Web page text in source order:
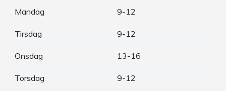
Mandag 9-12
Tirsdag 9-12
Onsdag 13-16
Torsdag 9-12